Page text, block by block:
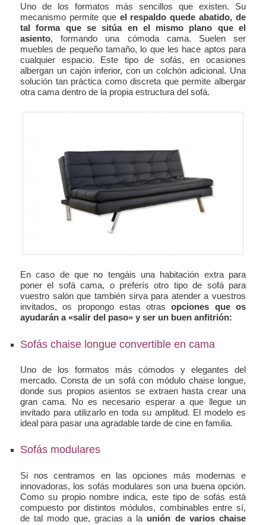
Uno de los formatos más sencillos que existen. Su
mecanismo permite que el respaldo quede abatido, de
tal forma que se sitúa en el mismo plano que el
asiento, formando una cómoda cama. Suelen ser
muebles de pequeño tamaño, lo que les hace aptos para
cualquier espacio. Este tipo de sofás, en ocasiones
albergan un cajón inferior, con un colchón adicional. Una
solución tan práctica como discreta que permite albergar
otra cama dentro de la propia estructura del sofá.
En caso de que no tengáis una habitación extra para
poner el sofá cama, o preferís otro tipo de sofá para
vuestro salón que también sirva para atender a vuestros
invitados, os propongo estas otrasopciones que os
ayudarán a «salir del paso» y ser un buen anfitrión:
Sofás chaise longue convertible en cama
Uno de los formatos más cómodos y elegantes del
mercado. Consta de un sofá con módulo chaise longue,
donde sus propios asientos se extraen hasta crear una
gran cama. No es necesario esperar a que llegue un
invitado para utilizarlo en toda su amplitud. El modelo es
ideal para pasar una agradable tarde de cine en familia.
Sofás modulares
Si nos centramos en las opciones más modernas e
innovadoras, los sofás modulares son una buena opción.
Como su propio nombre indica, este tipo de sofás está
compuesto por distintos módulos, combinables entre sí,
de tal modo que, gracias a la unión de varios chaise